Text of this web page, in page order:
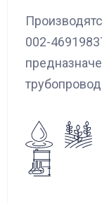
002-
направлении.